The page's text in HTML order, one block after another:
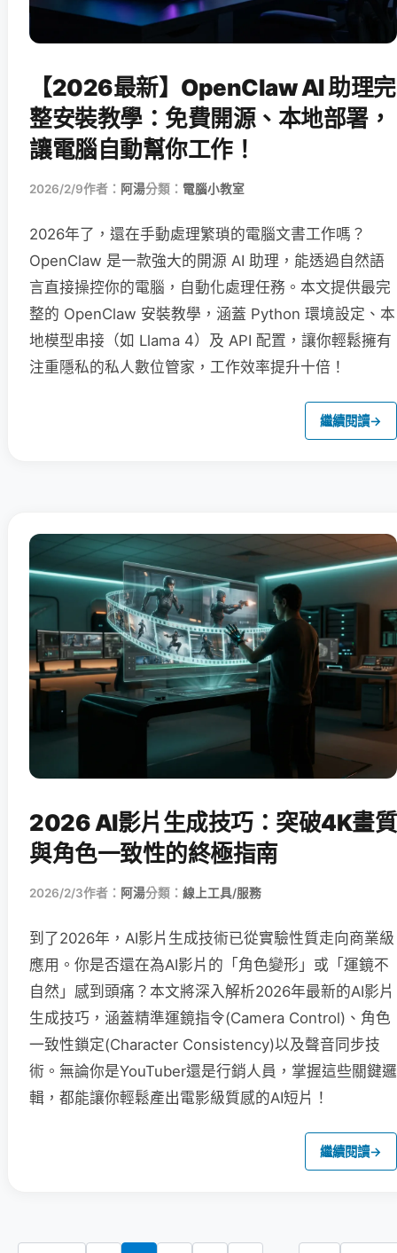
【2026最新】OpenClaw AI 助理完
整安裝教學：免費開源、本地部署，
讓電腦自動幫你工作！
2026/2/9作者： 阿湯分類： 電腦小教室
2026年了，還在手動處理繁瑣的電腦文書工作嗎？
OpenClaw 是一款強大的開源 AI 助理，能透過自然語
言直接操控你的電腦，自動化處理任務。本文提供最完
整的 OpenClaw 安裝教學，涵蓋 Python 環境設定、本
地模型串接（如 Llama 4）及 API 配置，讓你輕鬆擁有
注重隱私的私人數位管家，工作效率提升十倍！
繼續閱讀→
2026 AI影片生成技巧：突破4K畫質
與角色一致性的終極指南
2026/2/3作者： 阿湯分類： 線上工具/服務
到了2026年，AI影片生成技術已從實驗性質走向商業級
應用。你是否還在為AI影片的「角色變形」或「運鏡不
自然」感到頭痛？本文將深入解析2026年最新的AI影片
生成技巧，涵蓋精準運鏡指令(Camera Control)、角色
一致性鎖定(Character Consistency)以及聲音同步技
術。無論你是YouTuber還是行銷人員，掌握這些關鍵邏
輯，都能讓你輕鬆產出電影級質感的AI短片！
繼續閱讀→